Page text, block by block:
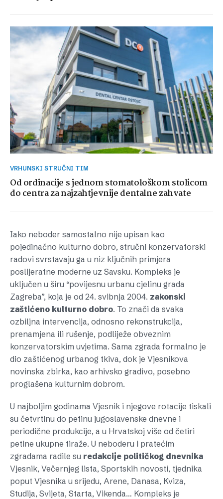
VRHUNSKI STRUČNI TIM
Od ordinacije s jednom stomatološkom stolicom
do centra za najzahtjevnije dentalne zahvate
Iako neboder samostalno nije upisan kao
pojedinačno kulturno dobro, stručni konzervatorski
radovi svrstavaju ga u niz ključnih primjera
poslijeratne moderne uz Savsku. Kompleks je
uključen u širu “povijesnu urbanu cjelinu grada
Zagreba”, koja je od 24. svibnja 2004. zakonski
zaštićeno kulturno dobro. To znači da svaka
ozbiljna intervencija, odnosno rekonstrukcija,
prenamjena ili rušenje, podliježe obveznim
konzervatorskim uvjetima. Sama zgrada formalno je
dio zaštićenog urbanog tkiva, dok je Vjesnikova
novinska zbirka, kao arhivsko gradivo, posebno
proglašena kulturnim dobrom.
U najboljim godinama Vjesnik i njegove rotacije tiskali
su četvrtinu do petinu jugoslavenske dnevne i
periodične produkcije, a u Hrvatskoj više od četiri
petine ukupne tiraže. U neboderu i pratećim
zgradama radile su redakcije političkog dnevnika
Vjesnik, Večernjeg lista, Sportskih novosti, tjednika
poput Vjesnika u srijedu, Arene, Danasa, Kviza,
Studija, Svijeta, Starta, Vikenda… Kompleks je